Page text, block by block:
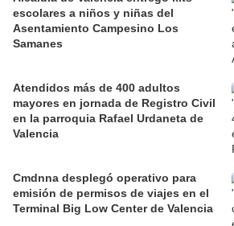
escolares a niños y niñas del
Asentamiento Campesino Los
Samanes
Atendidos más de 400 adultos
mayores en jornada de Registro Civil
en la parroquia Rafael Urdaneta de
Valencia
Cmdnna desplegó operativo para
emisión de permisos de viajes en el
Terminal Big Low Center de Valencia